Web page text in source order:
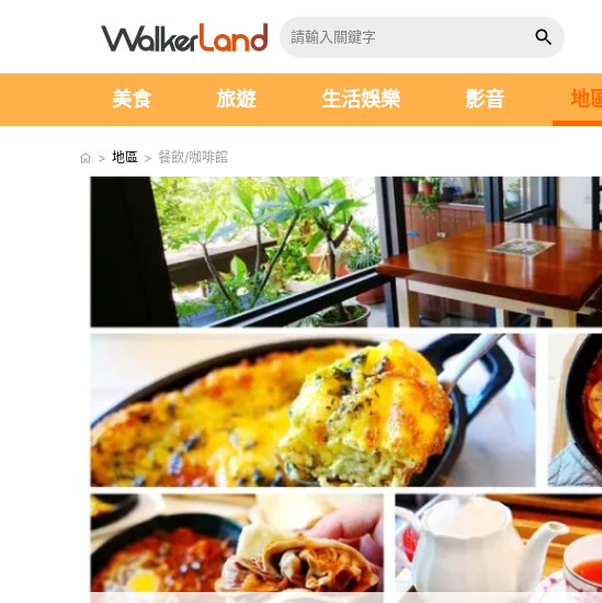
美食 旅遊 生活娛樂 影音 地
> 地區 > 餐飲/咖啡館